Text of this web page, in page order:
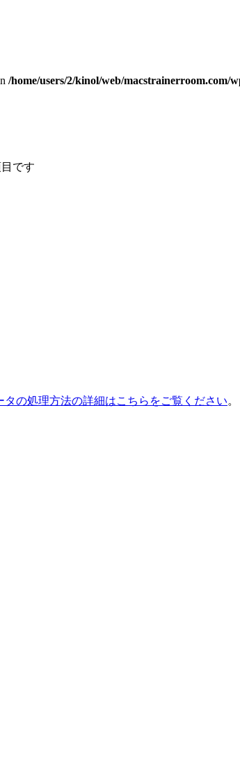
/home/users/2/kinol/web/macstrainerroom.com/
です
タの処理方法の詳細はこちらをご覧ください。